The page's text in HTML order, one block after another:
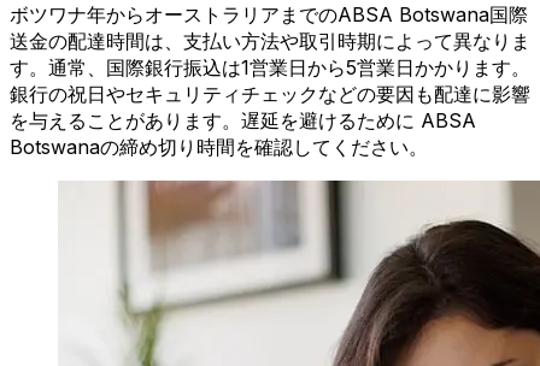
ボツワナ年からオーストラリアまでのABSA Botswana国際
送金の配達時間は、支払い方法や取引時期によって異なりま
す。通常、国際銀行振込は1営業日から5営業日かかります。
銀行の祝日やセキュリティチェックなどの要因も配達に影響
を与えることがあります。遅延を避けるために ABSA
Botswanaの締め切り時間を確認してください。